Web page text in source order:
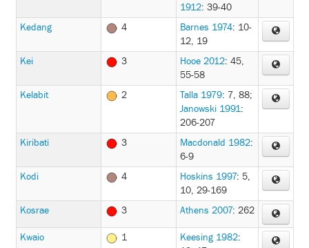
1912: 39-40
Kedang
4 Barnes 1974: 10-
12, 19
Kei
3 Hooe 2012: 45,
55-58
Kelabit
2 Talla 1979: 7, 88;
Janowski 1991:
206-207
Kiribati
3 Macdonald 1982:
6-9
Kodi
4 Hoskins 1997: 5,
10, 29-169
Kosrae
3 Athens 2007: 262
Kwaio 1 Keesing 1982: